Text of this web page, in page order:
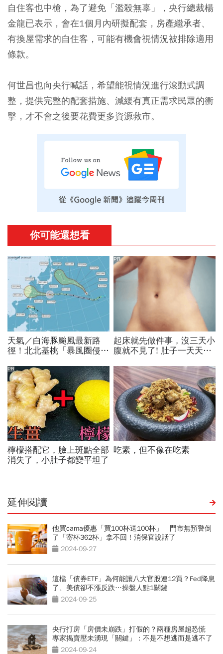
自住客也中槍，為了避免「濫殺無辜」，央行總裁楊
金龍已表示，會在1個月內研擬配套，房產繼承者、
有換屋需求的自住客，可能有機會視情況被排除適用
條款。
何世昌也向央行喊話，希望能視情況進行滾動式調
整，提供完整的配套措施、減緩有真正需求民眾的衝
擊，才不會之後要花費更多資源救市。
延伸閱讀
他買cama優惠「買100杯送100杯」 門市無預警倒
了「寄杯362杯」拿不回！消保官說話了
2024-09-27
這檔「債券ETF」為何能讓八大官股連12買？Fed降息
了、美債卻不漲反跌…操盤人點1關鍵
2024-09-25
央行打房「房價未崩跌」打假的？兩種房屋超恐慌
專家揭賣壓未湧現「關鍵」：不是不想逃而是逃不了
2024-09-24